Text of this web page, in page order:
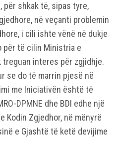
për shkak të, sipas tyre,
në veçanti problemin
i cili ishte vënë në dukje
për të cilin Ministria e
treguan interes për zgjidhje.
se do të marrin pjesë në
me Iniciativën është të
DPMNE dhe BDI edhe një
Kodin Zgjedhor, në mënyrë
e Gjashtë të ketë devijime